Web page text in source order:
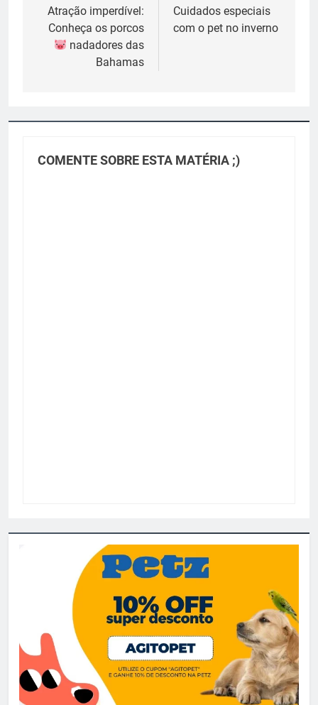
de
Post
Atração imperdível:
Conheça os porcos
nadadores das
Bahamas
Cuidados especiais
com o pet no inverno
COMENTE SOBRE ESTA MATÉRIA ;)